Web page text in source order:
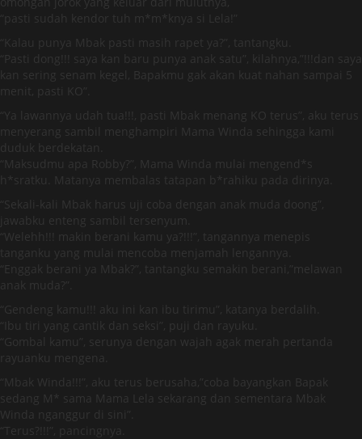
“pasti sudah kendor tuh m*m*knya si Lela!”
“Kalau punya Mbak pasti masih rapet ya?”, tantangku.
“Pasti dong!!! saya kan baru punya anak satu”, kilahnya,”!!!dan saya
kan sering senam kegel, Bapakmu gak akan kuat nahan sampai 5
menit, pasti KO”.
“Ya lawannya udah tua!!!, pasti Mbak menang KO terus”, aku terus
menyerang sambil menghampiri Mama Winda sehingga kami
duduk berdekatan.
“Maksudmu apa Robby?”, Mama Winda mulai mengend*s
h*sratku. Matanya membalas tatapan b*rahiku pada dirinya.
“Sekali-kali Mbak harus uji coba dengan anak muda doong”,
jawabku enteng sambil tersenyum.
“Welehh!!! makin berani kamu ya?!!!”, tangannya menepis
tanganku yang mulai mencoba menjamah lengannya.
“Enggak berani ya Mbak?”, tantangku semakin berani,”melawan
anak muda?”.
“Gendeng kamu!!! aku ini kan ibu tirimu”, katanya berdalih.
“Ibu tiri yang cantik dan seksi”, puji dan rayuku.
“Gombal kamu”, serunya dengan wajah agak merah pertanda
rayuanku mengena.
“Mbak Winda!!!”, aku terus berusaha,”coba bayangkan Bapak
sedang M* sama Mama Lela sekarang dan sementara Mbak
Winda nganggur di sini”.
“Terus?!!!”, pancingnya.